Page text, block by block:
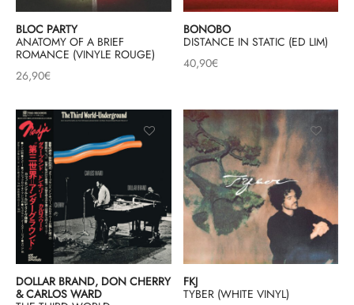
BLOC PARTY
ANATOMY OF A BRIEF
ROMANCE (VINYLE ROUGE)
26,90€
BONOBO
DISTANCE IN STATIC (ED LIM)
40,90€
DOLLAR BRAND, DON CHERRY
& CARLOS WARD
FKJ
TYBER (WHITE VINYL)
ROCK, STONER & HEAVY METAL
ELECTRONIQUES
HIP-HOP
MUSIQUES IMPROVISEES
DU MONDE
CLASSIQUE